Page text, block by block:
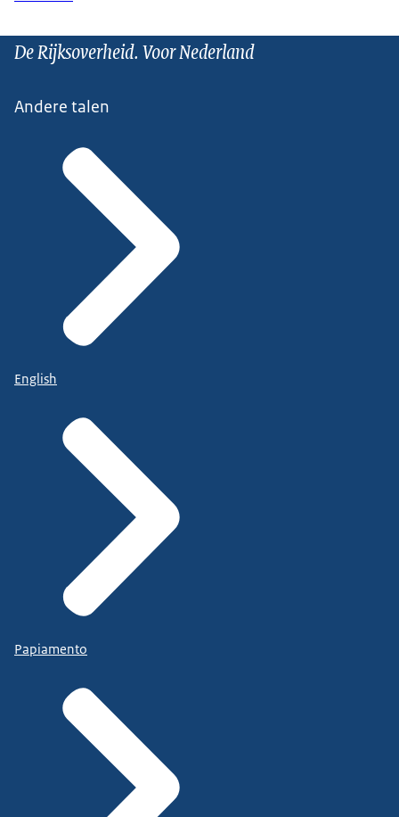
De Rijksoverheid. Voor Nederland
Andere talen
English
Papiamento